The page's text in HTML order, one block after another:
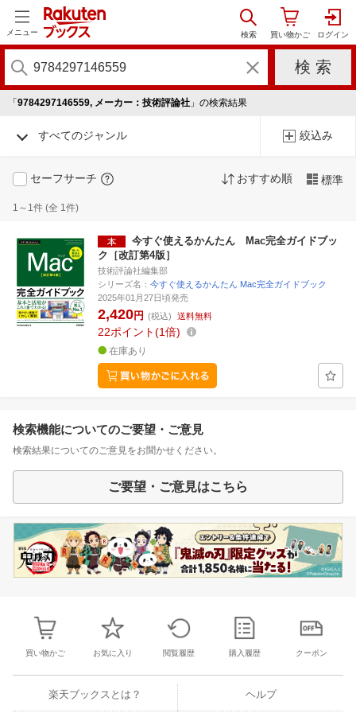
メニュー
「 9784297146559, メーカー：技術評論社 」の検索結果
すべてのジャンル 絞込み
セーフサーチ おすすめ順 標準
1～1件 (全 1件)
今すぐ使えるかんたん Mac完全ガイドブッ
ク［改訂第4版］
技術評論社編集部
シリーズ名： 今すぐ使えるかんたん Mac完全ガイドブック
2025年01月27日頃発売
2,420円 (税込) 送料無料
22ポイント 1倍
在庫あり
検索機能についてのご要望・ご意見
検索結果についてのご意見をお聞かせください。
ご要望・ご意見はこちら
買い物かご お気に入り 閲覧履歴 購入履歴 クーポン
楽天ブックスとは？ ヘルプ